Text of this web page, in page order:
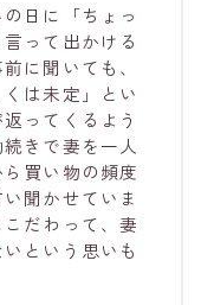
日に「ちょっ
って出かける
に聞いても、
は未定」とい
ってくるよう
きで妻を一人
買い物の頻度
聞かせていま
だわって、妻
という思いも